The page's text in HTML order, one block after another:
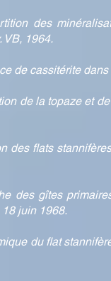
des
VB, 1964.
de cassitérite
de la topaze et
des flats
des gîtes
juin 1968.
du flat